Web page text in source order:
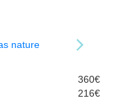
360€
216€